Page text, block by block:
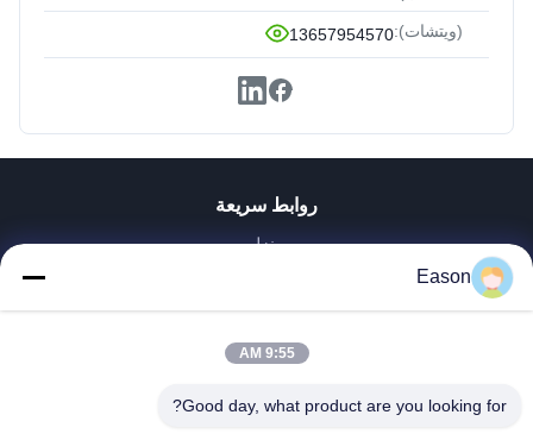
(ويتشات):13657954570
روابط سريعة
منزل
جولة في المعمل
ضبط الجودة
Eason
9:55 AM
Good day, what product are you looking for?